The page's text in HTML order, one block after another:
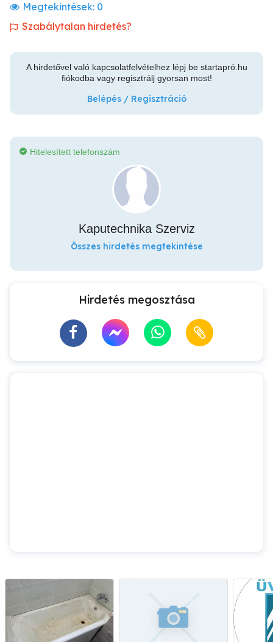
Megtekintések: 0
Szabálytalan hirdetés?
A hirdetővel való kapcsolatfelvételhez lépj be startapró.hu
fiókodba vagy regisztrálj gyorsan most!
Belépés / Regisztráció
Hitelesített telefonszám
Kaputechnika Szerviz
Összes hirdetés megtekintése
Hirdetés megosztása